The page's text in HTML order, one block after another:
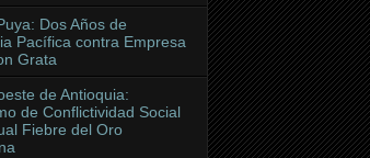
Dos Años de
Pacífica contra Empresa
Grata
de Antioquia:
de Conflictividad Social
Fiebre del Oro